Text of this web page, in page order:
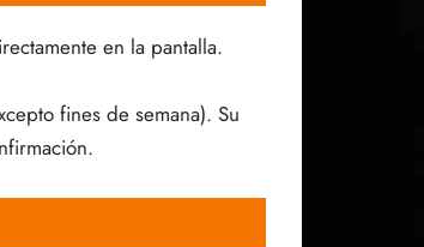
en la pantalla.
fines de semana). Su